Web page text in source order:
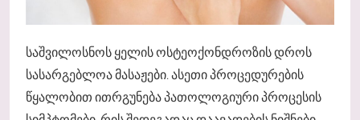
საშვილოსნოს ყელის ოსტეოქონდროზის დროს
სასარგებლოა მასაჟები. ასეთი პროცედურების
წყალობით ითრგუნება პათოლოგიური პროცესის